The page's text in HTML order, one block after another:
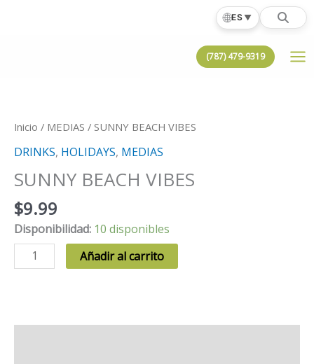
🌐ES▼
(787) 479-9319
Inicio / MEDIAS / SUNNY BEACH VIBES
DRINKS, HOLIDAYS, MEDIAS
SUNNY BEACH VIBES
$9.99
Disponibilidad: 10 disponibles
SUNNY
BEACH
Añadir al carrito